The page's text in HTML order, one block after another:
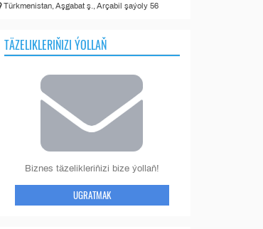
Türkmenistan, Aşgabat ş., Arçabil şaýoly 56
TÄZELIKLERIŇIZI ÝOLLAŇ
Biznes täzelikleriňizi bize ýollaň!
UGRATMAK